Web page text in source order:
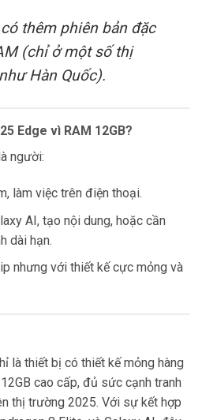
thêm phiên bản đặc
(chỉ ở một số thị
Hàn Quốc).
Edge vì RAM 12GB?
người:
làm việc trên điện thoại.
AI, tạo nội dung, hoặc cần
dài hạn.
nhưng với thiết kế cực mỏng và
là thiết bị có thiết kế mỏng hàng
cao cấp, đủ sức cạnh tranh
thị trường 2025. Với sự kết hợp